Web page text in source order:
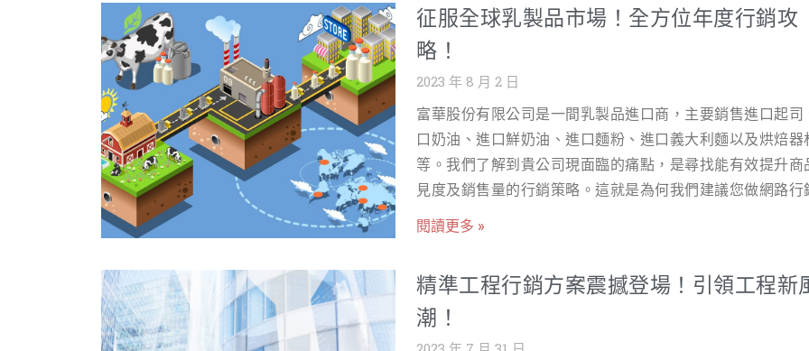
體驗文，增加品牌真實度 預估效益：提升品牌口碑，讓更多
費者討論並產生興趣 了解更多口碑行銷請上網：
https://www.nss.com.tw/net-army/ 4.4 網路廣告投放
論串發文，並邀請真實客戶分享美髮經驗，增加品牌可信度。
戶。 網路廣告投放 平台：Google、Facebook、Instagram、
LINE 作法：針對 18-40 歲的年輕客群進行精準投放，包括髮
設計影片廣告、服務特惠促銷活動等。使用再行銷技術，針
瀏覽網站的用戶持續追蹤投放廣告。 效益：一年內可增加
的品牌曝光度和 15% 的預約轉換率。 新聞稿發佈 作法：在
主要媒體如 Yahoo、ETtoday、蘋果日報等進行新聞曝光，
光，預計能帶來 5-10% 的網站訪客增長。 社群媒體代操 平
每日發布髮型設計作品、顧客變髮前後對比，並定期舉辦抽
優惠活動，增加粉絲互動。每月根據數據調整貼文內容，保
絲活躍度。 效益：每月粉絲數增加 10%，互動率提高 15%。
用： 設計集中於展示冷凍餐飲設備的功能和優勢 加入用戶
和實際案例展示 整合購物車和在線預訂功能 3. 效益/營收
升品牌形象 增加在線查詢和銷售機會 降低運營成本，提高
SEO行銷 1. 服務說明： 提供關鍵字分析與選擇 網站內外部
持續監測與報告 2. 產業應用： 針對冷凍餐飲設備相關關鍵
行優化 提高品牌在搜索引擎的可見性 引導目標客群至網站
效益/營收： 提高網站流量 增加銷售機會 高ROI 👉更多資
至： https://www.nss.com.tw/seo-service/ 新聞稿發佈
2. 產業應用： 發布冷凍餐飲設備的最新消息和技術革新 強化
份額 👉更多資訊請至：https://www.nss.com.tw/internet-
征服全球乳製品市場！全方位年度行銷攻
略！
2023 年 8 月 2 日
富華股份有限公司是一間乳製品進口商，主要銷售進口起司
口奶油、進口鮮奶油、進口麵粉、進口義大利麵以及烘焙器
等。我們了解到貴公司現面臨的痛點，是尋找能有效提升商
見度及銷售量的行銷策略。這就是為何我們建議您做網路行
在現代數位化的年代，網路行銷能夠快速、有效地將貴公司
網站設計 我們的網頁設計服務包括全面的使用者體驗設計
覺設計、SEO最佳化等，目標是打造出一個美觀又好用的網
能讓您的客戶愉快地購物。我們將針對您的產品和品牌形象
閱讀更多 »
精準工程行銷方案震撼登場！引領工程新
潮！